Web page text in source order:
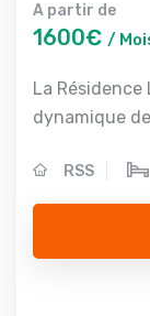
A partir de
1600€ /
La
dynamique
RSS